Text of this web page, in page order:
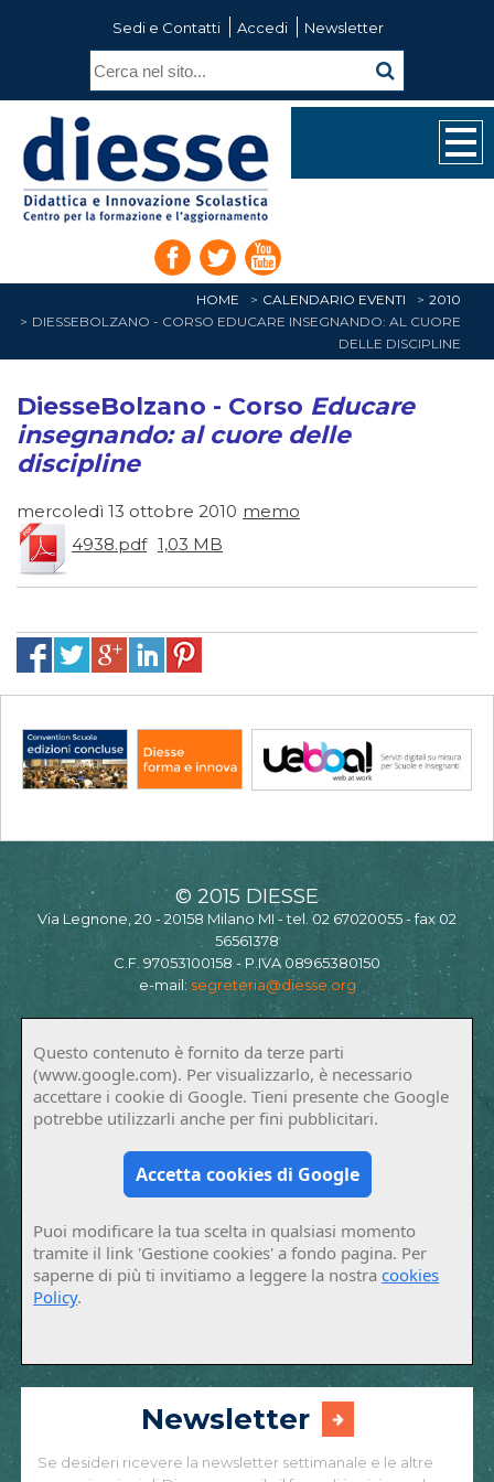
Sedi e Contatti Accedi Newsletter
HOME CALENDARIO EVENTI
2010
DIESSEBOLZANO - CORSO EDUCARE INSEGNANDO: AL CUORE
DELLE DISCIPLINE
DiesseBolzano - Corso Educare
insegnando: al cuore delle
discipline
mercoledì 13 ottobre 2010 memo
4938.pdf 1,03 MB
© 2015 DIESSE
Via Legnone, 20 - 20158 Milano MI - tel. 02 67020055 - fax 02
56561378
C.F. 97053100158 - P.IVA 08965380150
e-mail: segreteria@diesse.org
Questo contenuto è fornito da terze parti
(www.google.com). Per visualizzarlo, è necessario
accettare i cookie di Google. Tieni presente che Google
potrebbe utilizzarli anche per fini pubblicitari.
Accetta cookies di Google
Puoi modificare la tua scelta in qualsiasi momento
tramite il link 'Gestione cookies' a fondo pagina. Per
saperne di più ti invitiamo a leggere la nostracookies
Policy.
Newsletter
Se desideri ricevere la newsletter settimanale e le altre